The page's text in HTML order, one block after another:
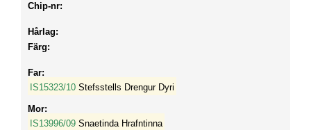
Chip-nr:
Hårlag:
Färg:
Far:
IS15323/10 Stefsstells Drengur Dyri
Mor:
IS13996/09 Snaetinda Hrafntinna